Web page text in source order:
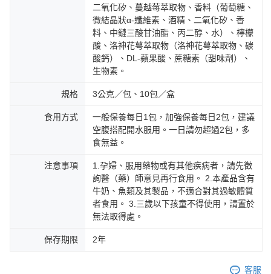
二氧化矽、蔓越莓萃取物、香料（葡萄糖、
微結晶狀α-纖維素、酒精、二氧化矽、香
料、中鏈三酸甘油酯、丙二醇、水）、檸檬
酸、洛神花萼萃取物（洛神花萼萃取物、碳
酸鈣）、DL-蘋果酸、蔗糖素（甜味劑）、
生物素。
規格 3公克／包、10包／盒
食用方式
一般保養每日1包，加強保養每日2包，建議
空腹搭配開水服用。一日請勿超過2包，多
食無益。
注意事項
1.孕婦、服用藥物或有其他疾病者，請先徵
詢醫（藥）師意見再行食用。 2.本產品含有
牛奶、魚類及其製品，不適合對其過敏體質
者食用。 3.三歲以下孩童不得使用，請置於
無法取得處。
保存期限 2年
客服